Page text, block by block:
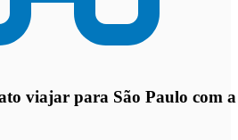
viajar para São Paulo com a